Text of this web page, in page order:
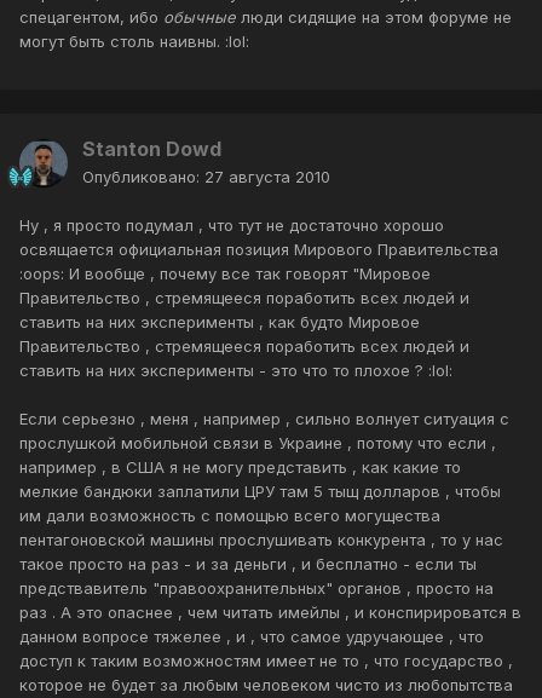
спецагентом, ибо обычные люди сидящие на этом форуме не
могут быть столь наивны. :lol:
Stanton Dowd
Опубликовано: 27 августа 2010
Ну , я просто подумал , что тут не достаточно хорошо
освящается официальная позиция Мирового Правительства
:oops: И вообще , почему все так говорят "Мировое
Правительство , стремящееся поработить всех людей и
ставить на них эксперименты , как будто Мировое
Правительство , стремящееся поработить всех людей и
ставить на них эксперименты - это что то плохое ? :lol:
Если серьезно , меня , например , сильно волнует ситуация с
прослушкой мобильной связи в Украине , потому что если ,
например , в США я не могу представить , как какие то
мелкие бандюки заплатили ЦРУ там 5 тыщ долларов , чтобы
им дали возможность с помощью всего могущества
пентагоновской машины прослушивать конкурента , то у нас
такое просто на раз - и за деньги , и бесплатно - если ты
предствавитель "правоохранительных" органов , просто на
раз . А это опаснее , чем читать имейлы , и конспирироватся в
данном вопросе тяжелее , и , что самое удручающее , что
доступ к таким возможностям имеет не то , что государство ,
которое не будет за любым человеком чисто из любопытства